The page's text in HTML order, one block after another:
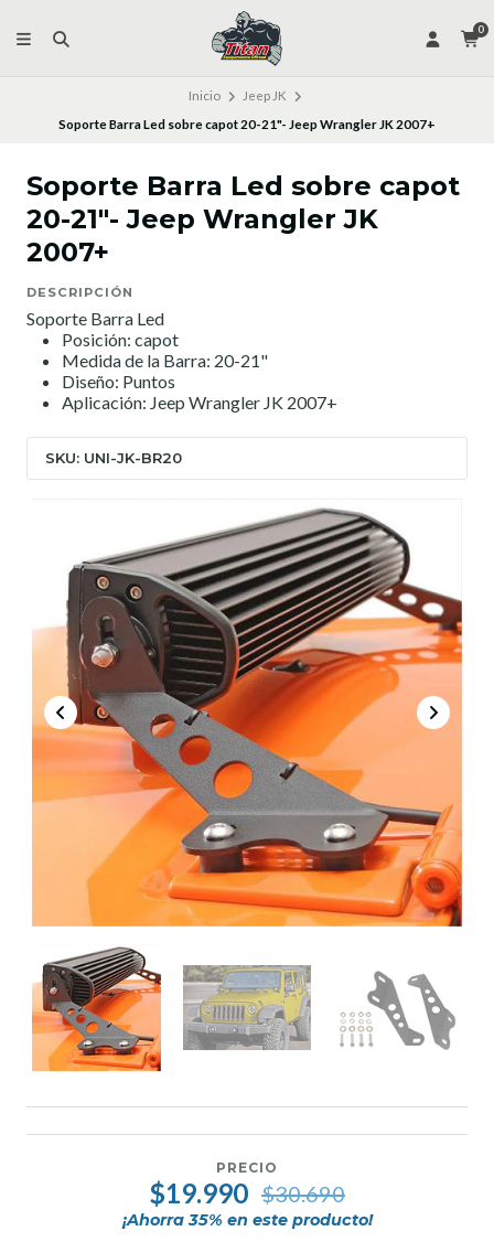
0
Inicio
Jeep JK
Soporte Barra Led sobre capot 20-21"- Jeep Wrangler JK 2007+
Soporte Barra Led sobre capot
20-21"- Jeep Wrangler JK
2007+
DESCRIPCIÓN
Soporte Barra Led
Posición: capot
Medida de la Barra: 20-21"
Diseño: Puntos
Aplicación: Jeep Wrangler JK 2007+
SKU: UNI-JK-BR20
PRECIO
$19.990 $30.690
¡Ahorra35% en este producto!